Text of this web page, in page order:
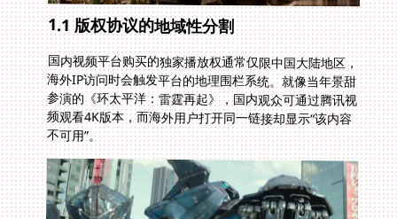
1.1 版权协议的地域性分割
国内视频平台购买的独家播放权通常仅限中国大陆地区，
海外IP访问时会触发平台的地理围栏系统。就像当年景甜
参演的《环太平洋：雷霆再起》，国内观众可通过腾讯视
频观看4K版本，而海外用户打开同一链接却显示“该内容
不可用”。